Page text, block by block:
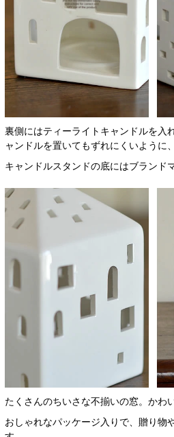
裏側にはティーライトキャンドルを入
ャンドルを置いてもずれにくいように
キャンドルスタンドの底にはブランド
たくさんのちいさな不揃いの窓。かわ
おしゃれなパッケージ入りで、贈り物